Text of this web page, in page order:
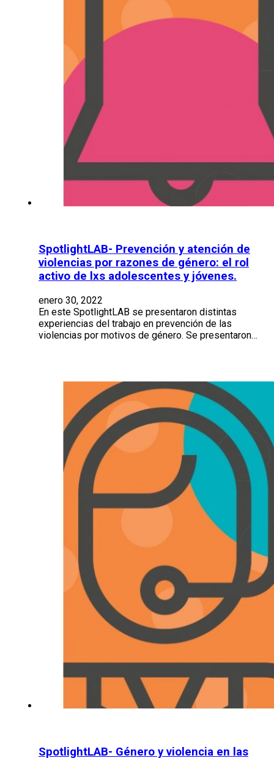
SpotlightLAB- Prevención y atención de
violencias por razones de género: el rol
activo de lxs adolescentes y jóvenes.
enero 30, 2022
En este SpotlightLAB se presentaron distintas
experiencias del trabajo en prevención de las
violencias por motivos de género. Se presentaron…
SpotlightLAB- Género y violencia en las